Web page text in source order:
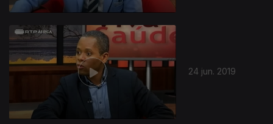
24 jun. 2019